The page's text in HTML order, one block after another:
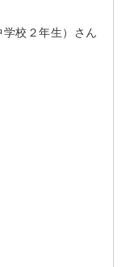
学校２年生）さん